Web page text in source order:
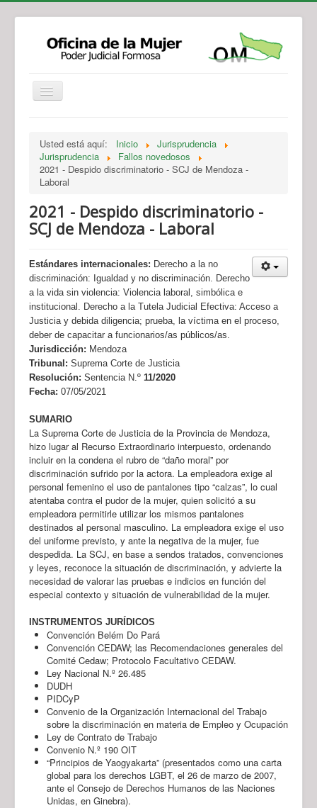
Legislación
Novedades
Recursos y Servicios de Atención
Contacto
Usted está aquí: Inicio
Jurisprudencia
Jurisprudencia
Fallos novedosos
2021 - Despido discriminatorio - SCJ de Mendoza -
Laboral
2021 - Despido discriminatorio -
SCJ de Mendoza - Laboral
Estándares internacionales: Derecho a la no
discriminación: Igualdad y no discriminación. Derecho
a la vida sin violencia: Violencia laboral, simbólica e
institucional. Derecho a la Tutela Judicial Efectiva: Acceso a
Justicia y debida diligencia; prueba, la víctima en el proceso,
deber de capacitar a funcionarios/as públicos/as.
Jurisdicción: Mendoza
Tribunal: Suprema Corte de Justicia
Resolución: Sentencia N.º 11/2020
Fecha: 07/05/2021
SUMARIO
La Suprema Corte de Justicia de la Provincia de Mendoza,
hizo lugar al Recurso Extraordinario interpuesto, ordenando
incluir en la condena el rubro de “daño moral” por
discriminación sufrido por la actora. La empleadora exige al
personal femenino el uso de pantalones tipo “calzas”, lo cual
atentaba contra el pudor de la mujer, quien solicitó a su
empleadora permitirle utilizar los mismos pantalones
destinados al personal masculino. La empleadora exige el uso
del uniforme previsto, y ante la negativa de la mujer, fue
despedida. La SCJ, en base a sendos tratados, convenciones
y leyes, reconoce la situación de discriminación, y advierte la
necesidad de valorar las pruebas e indicios en función del
especial contexto y situación de vulnerabilidad de la mujer.
INSTRUMENTOS JURÍDICOS
Convención Belém Do Pará
Convención CEDAW; las Recomendaciones generales del
Comité Cedaw; Protocolo Facultativo CEDAW.
Ley Nacional N.º 26.485
DUDH
PIDCyP
Convenio de la Organización Internacional del Trabajo
sobre la discriminación en materia de Empleo y Ocupación
Ley de Contrato de Trabajo
Convenio N.º 190 OIT
“Principios de Yaogyakarta” (presentados como una carta
global para los derechos LGBT, el 26 de marzo de 2007,
ante el Consejo de Derechos Humanos de las Naciones
Unidas, en Ginebra).